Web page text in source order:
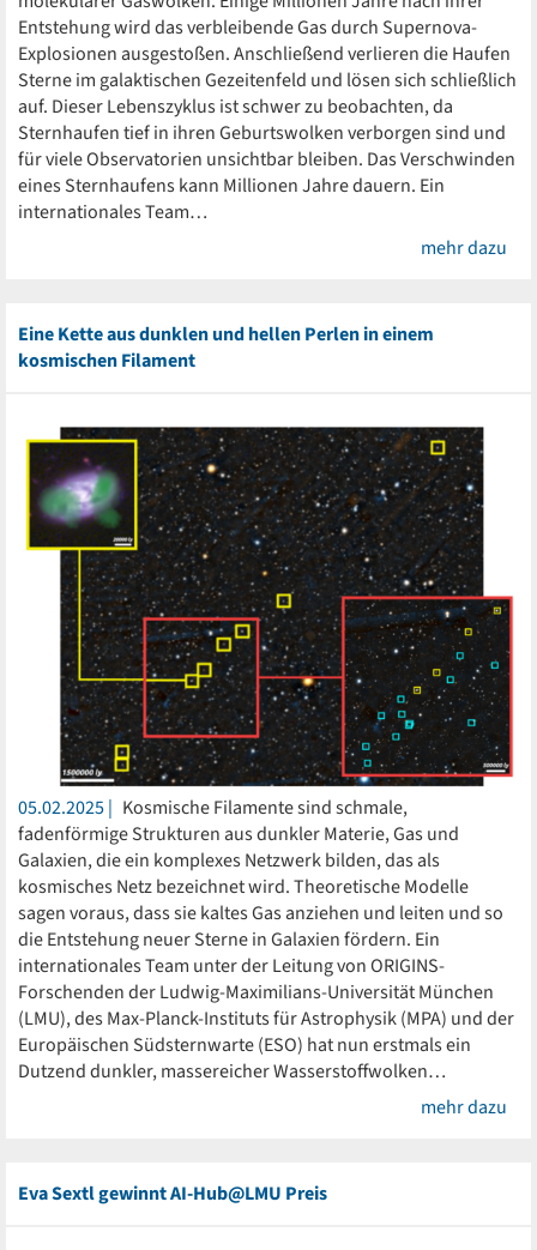
Entstehung wird das verbleibende Gas durch Supernova-
Explosionen ausgestoßen. Anschließend verlieren die Haufen
Sterne im galaktischen Gezeitenfeld und lösen sich schließlich
auf. Dieser Lebenszyklus ist schwer zu beobachten, da
Sternhaufen tief in ihren Geburtswolken verborgen sind und
für viele Observatorien unsichtbar bleiben. Das Verschwinden
eines Sternhaufens kann Millionen Jahre dauern. Ein
internationales Team…
mehr dazu
Eine Kette aus dunklen und hellen Perlen in einem
kosmischen Filament
05.02.2025
Kosmische Filamente sind schmale,
fadenförmige Strukturen aus dunkler Materie, Gas und
Galaxien, die ein komplexes Netzwerk bilden, das als
kosmisches Netz bezeichnet wird. Theoretische Modelle
sagen voraus, dass sie kaltes Gas anziehen und leiten und so
die Entstehung neuer Sterne in Galaxien fördern. Ein
internationales Team unter der Leitung von ORIGINS-
Forschenden der Ludwig-Maximilians-Universität München
(LMU), des Max-Planck-Instituts für Astrophysik (MPA) und der
Europäischen Südsternwarte (ESO) hat nun erstmals ein
Dutzend dunkler, massereicher Wasserstoffwolken…
mehr dazu
Eva Sextl gewinnt AI-Hub@LMU Preis